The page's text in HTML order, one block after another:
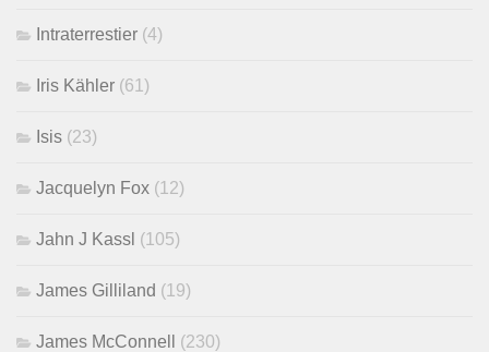
Intraterrestier (4)
Iris Kähler (61)
Isis (23)
Jacquelyn Fox (12)
Jahn J Kassl (105)
James Gilliland (19)
James McConnell (230)